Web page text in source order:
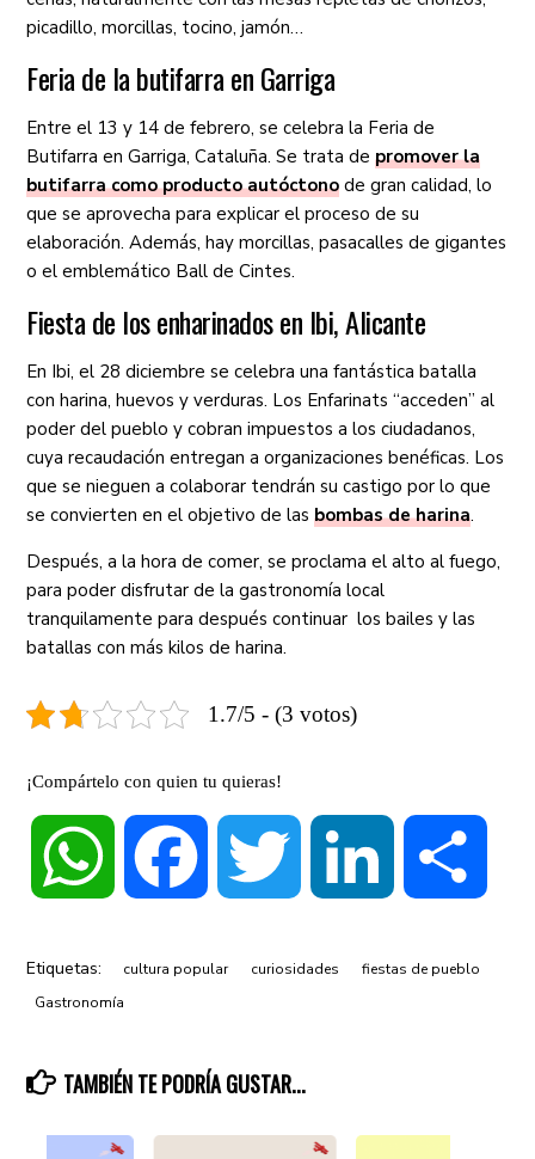
picadillo, morcillas, tocino, jamón…
Feria de la butifarra en Garriga
Entre el 13 y 14 de febrero, se celebra la Feria de
Butifarra en Garriga, Cataluña. Se trata depromover la
butifarra como producto autóctono de gran calidad, lo
que se aprovecha para explicar el proceso de su
elaboración. Además, hay morcillas, pasacalles de gigantes
o el emblemático Ball de Cintes.
Fiesta de los enharinados en Ibi, Alicante
En Ibi, el 28 diciembre se celebra una fantástica batalla
con harina, huevos y verduras. Los Enfarinats “acceden” al
poder del pueblo y cobran impuestos a los ciudadanos,
cuya recaudación entregan a organizaciones benéficas. Los
que se nieguen a colaborar tendrán su castigo por lo que
se convierten en el objetivo de lasbombas de harina.
Después, a la hora de comer, se proclama el alto al fuego,
para poder disfrutar de la gastronomía local
tranquilamente para después continuar los bailes y las
batallas con más kilos de harina.
1.7/5 - (3 votos)
¡Compártelo con quien tu quieras!
WhatsApp Facebook Twitter LinkedIn
Etiquetas: cultura popular curiosidades
fiestas de pueblo
Gastronomía
TAMBIÉN TE PODRÍA GUSTAR...